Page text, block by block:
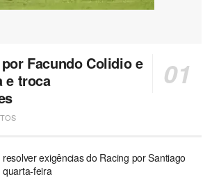
Facundo Colidio e
e troca
exigências do Racing por Santiago
feira